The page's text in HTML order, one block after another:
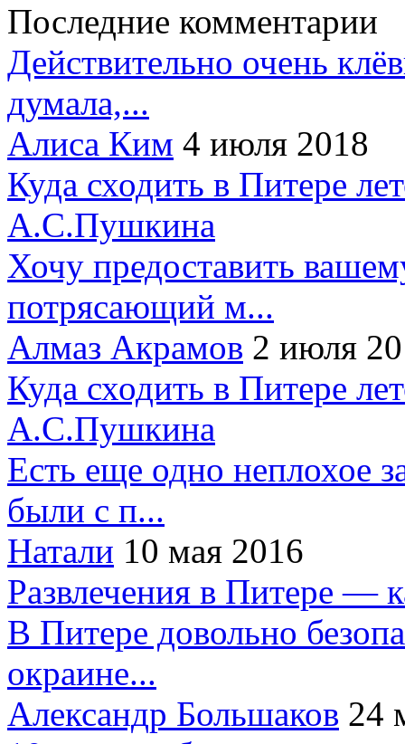
Последние комментарии
Действительно очень
думала,...
Алиса Ким 4 июля 2018
Куда сходить в Питере
А.С.Пушкина
Хочу предоставить
потрясающий м...
Алмаз Акрамов 2 июля
Куда сходить в Питере
А.С.Пушкина
Есть еще одно неплохое
были с п...
Натали 10 мая 2016
Развлечения в Питере —
В Питере довольно
окраине...
Александр Большаков 24